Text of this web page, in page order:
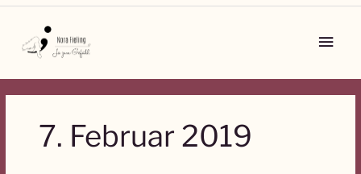
Zum
springen
Main
7. Februar 2019